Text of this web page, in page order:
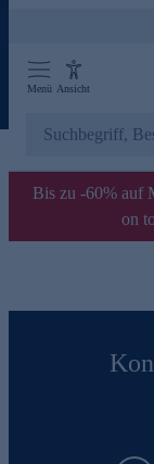
Menü Ansicht
Bis zu -60% auf
on